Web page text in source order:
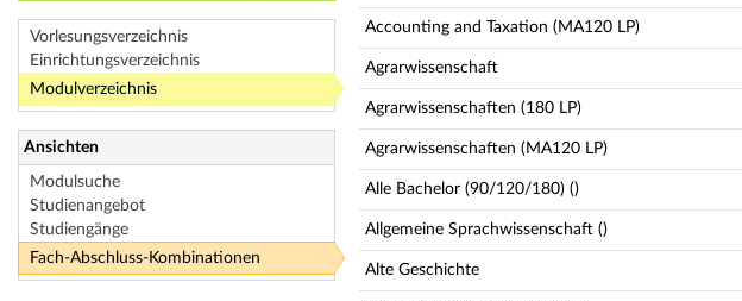
Vorlesungsverzeichnis
Einrichtungsverzeichnis
Modulverzeichnis
Ansichten
Modulsuche
Studienangebot
Studiengänge
Fach-Abschluss-Kombinationen
Accounting and Taxation (MA120 LP)
Agrarwissenschaft
Agrarwissenschaften (180 LP)
Agrarwissenschaften (MA120 LP)
Alle Bachelor (90/120/180) ()
Allgemeine Sprachwissenschaft ()
Alte Geschichte